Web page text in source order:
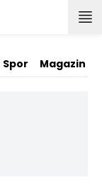
Spor Magazin